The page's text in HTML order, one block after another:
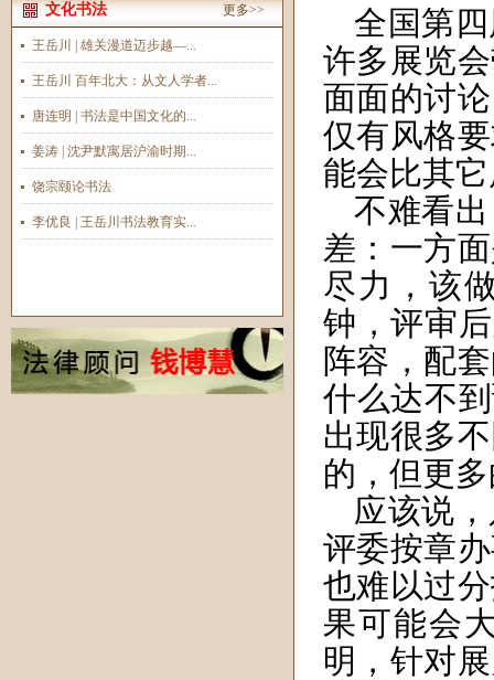
文化书法 更多>>
王岳川 | 雄关漫道迈步越—...
王岳川 百年北大：从文人学者...
唐连明 | 书法是中国文化的...
姜涛 | 沈尹默寓居沪渝时期...
饶宗颐论书法
李优良 | 王岳川书法教育实...
全国第
许多展览
面面的讨
仅有风格
能会比其
不难看
差：一方
尽力，该
钟，评审
阵容，配
什么达不
出现很多
的，但更
应该说
评委按章
也难以过
果可能会
明，针对